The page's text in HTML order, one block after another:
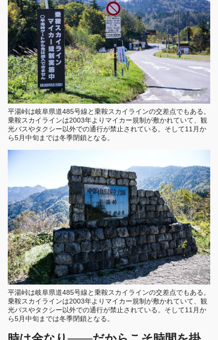
平湯峠は岐阜県道485号線と乗鞍スカイラインの交差点でもある。
乗鞍スカイラインは2003年よりマイカー規制が敷かれていて、観
光バスやタクシー以外での通行が禁止されている。そして11月か
ら5月中旬までは冬季閉鎖となる。
平湯峠は岐阜県道485号線と乗鞍スカイラインの交差点でもある。
乗鞍スカイラインは2003年よりマイカー規制が敷かれていて、観
光バスやタクシー以外での通行が禁止されている。そして11月か
ら5月中旬までは冬季閉鎖となる。